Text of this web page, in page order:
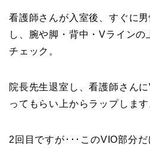
看護師さんが入室後、すぐに
し、腕や脚・背中・Vライン
チェック。
院長先生退室し、看護師さん
ってもらい上からラップします
2回目ですが･･･このVIO部分